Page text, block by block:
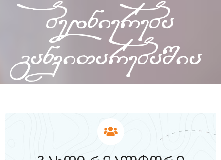
bedniereba
ganviTarebaSia